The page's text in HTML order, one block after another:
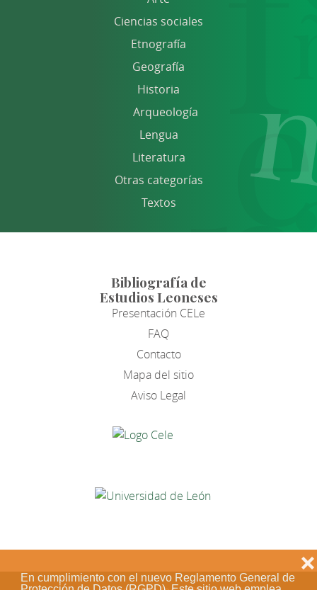
En cumplimiento con el nuevo Reglamento General de
❌
Ciencias sociales
Etnografía
Geografía
Historia
Arqueología
Lengua
Literatura
Otras categorías
Textos
Bibliografía de
Estudios Leoneses
Presentación CELe
FAQ
Contacto
Mapa del sitio
Aviso Legal